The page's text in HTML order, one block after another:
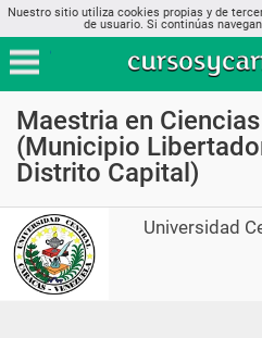
Nuestro sitio utiliza cookies propias y de
de usuario. Si continúas
Maestria en
(Municipio
Distrito Capital)
Universidad